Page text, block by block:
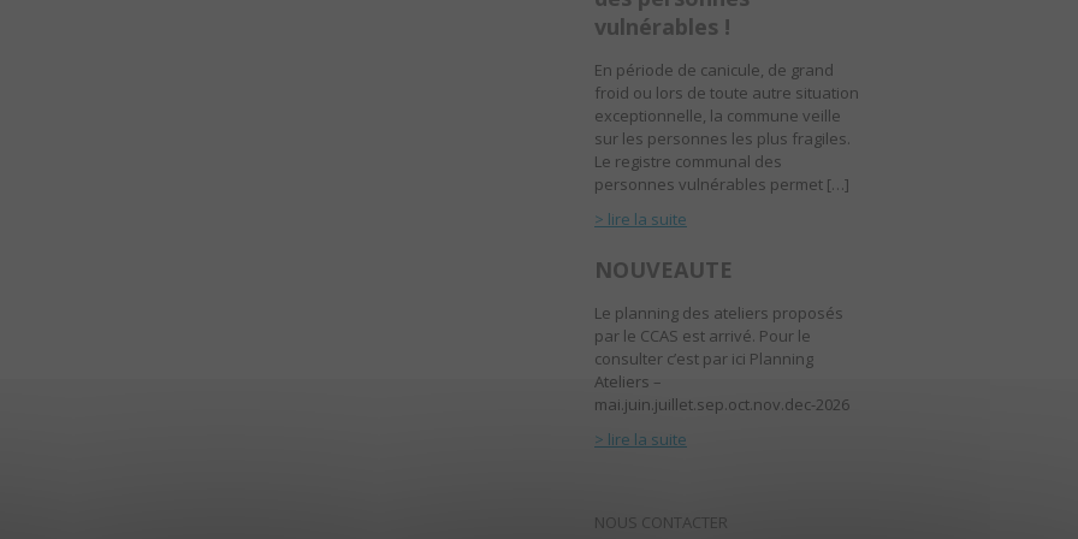
vulnérables !
En période de canicule, de grand
froid ou lors de toute autre situation
exceptionnelle, la commune veille
sur les personnes les plus fragiles.
Le registre communal des
personnes vulnérables permet […]
> lire la suite
NOUVEAUTE
Le planning des ateliers proposés
par le CCAS est arrivé. Pour le
consulter c’est par ici Planning
Ateliers –
mai.juin.juillet.sep.oct.nov.dec-2026
> lire la suite
NOUS CONTACTER